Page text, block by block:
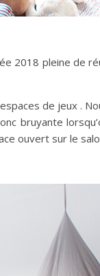
2018 pleine de
de jeux .
bruyante
ouvert sur le